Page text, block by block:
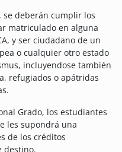
se deberán cumplir los
matriculado en alguna
y ser ciudadano de un
o cualquier otro estado
incluyendose también
refugiados o apátridas
Grado, los estudiantes
les supondrá una
de los créditos
destino.